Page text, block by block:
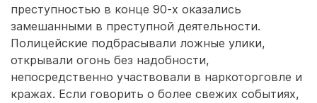
преступностью в конце 90-х оказались
замешанными в преступной деятельности.
Полицейские подбрасывали ложные улики,
открывали огонь без надобности,
непосредственно участвовали в наркоторговле и
кражах. Если говорить о более свежих событиях,